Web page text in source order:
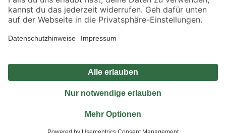
Alle Preisangaben in EUR inkl. gesetzl. MwSt.. Die dargestellten Angebote sind unter
Umständen nicht in allen Märkten verfügbar. Die angegebenen Verfügbarkeiten beziehen
Produkte nur solange der Vorrat reicht.
*Paketversand ab 59 € versandkostenfrei, gilt nicht für Artikel mit Speditionsversand, hier
Privatsphäre Impressum
Nutzungsbedingungen
Widerrufsrecht
Vertrag widerrufen
© 2026 toom Baumarkt GmbH